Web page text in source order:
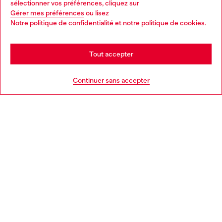
sélectionner vos préférences, cliquez sur
Gérer mes préférences ou lisez
Notre politique de confidentialitéet notre politique de cookies.
Continuer sans accepter
Tout accepter
En savoir plus
You are currently browsing France website, but it seems you
may be based in United States